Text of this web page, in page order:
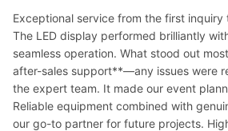
Exceptional service from the first
The LED display performed brilliantly
seamless operation. What stood out
after-sales support**—any issues were
the expert team. It made our event
Reliable equipment combined with
our go-to partner for future projects.